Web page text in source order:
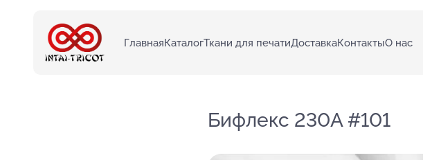
ГлавнаяКаталогТкани для печатиДоставкаКонтактыО нас
Бифлекс 230А #101